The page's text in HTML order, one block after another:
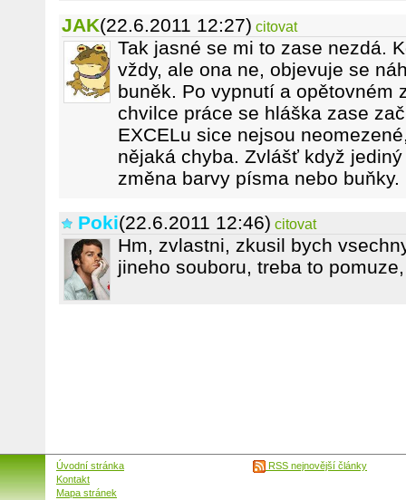
JAK(22.6.2011 12:27) citovat
Tak jasné se mi to zase nezdá.
vždy, ale ona ne, objevuje se
buněk. Po vypnutí a opětovném
chvilce práce se hláška zase
EXCELu sice nejsou
nějaká chyba. Zvlášť když
změna barvy písma nebo buňky.
Poki(22.6.2011 12:46) citovat
Hm, zvlastni, zkusil bych
jineho souboru, treba to
Úvodní stránka
Kontakt
Mapa stránek
RSS nejnovější články